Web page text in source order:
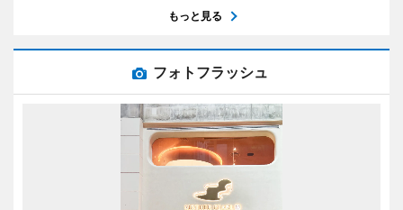
もっと見る
フォトフラッシュ